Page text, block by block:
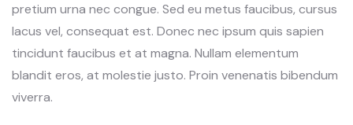
pretium urna nec congue. Sed eu metus faucibus, cursus
lacus vel, consequat est. Donec nec ipsum quis sapien
tincidunt faucibus et at magna. Nullam elementum
blandit eros, at molestie justo. Proin venenatis bibendum
viverra.